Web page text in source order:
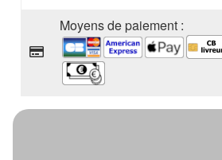
Moyens de paiement :